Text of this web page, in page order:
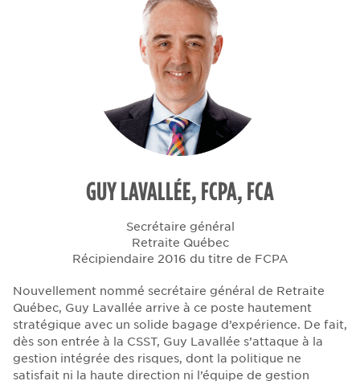
GUY LAVALLÉE, FCPA, FCA
Secrétaire général
Retraite Québec
Récipiendaire 2016 du titre de FCPA
Nouvellement nommé secrétaire général de Retraite
Québec, Guy Lavallée arrive à ce poste hautement
stratégique avec un solide bagage d’expérience. De fait,
dès son entrée à la CSST, Guy Lavallée s’attaque à la
gestion intégrée des risques, dont la politique ne
satisfait ni la haute direction ni l’équipe de gestion